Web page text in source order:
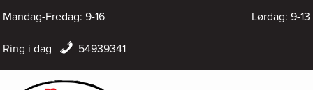
Hop
indholdet
Mandag-Fredag: 9-16 Lørdag: 9-13
Ring i dag 54939341